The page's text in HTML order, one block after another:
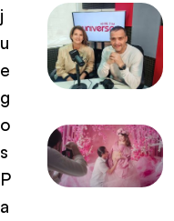
j
u
e
g
o
s
P
a